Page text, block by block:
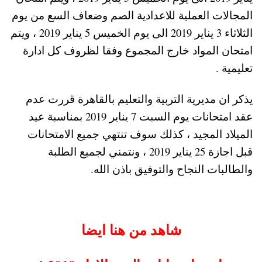
المجالات العملية للاعدادية الصم وضعاف السع من يوم
الثلاثاء 3 يناير 2019 الى يوم الخميس 5 يناير 2019 ، ويتم
امتحان المواد خارج المجموع وفقا لظروف كل ادارة
تعليمية .
يذكر ان مديرية التربية والتعليم بالقاهرة قررت عدم
عقد امتحانات يوم السبت 7 يناير 2019 بمناسبة عيد
الميلاد المجيد ، كذلك سوف تنتهي جميع الامتحانات
قبل اجازة 25 يناير 2019 ، ونتمني لجميع الطلبة
والطالبات النجاح والتوفيق باذن الله.
شاهد من هنا ايضا